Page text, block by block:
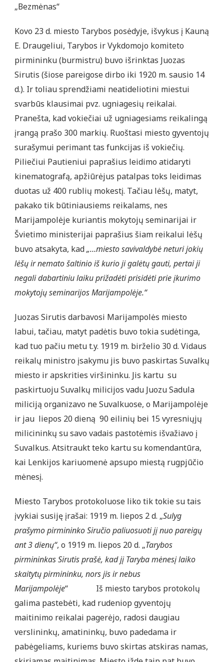
„Bezmėnas“
Kovo 23 d. miesto Tarybos posėdyje, išvykus į Kauną
E. Draugeliui, Tarybos ir Vykdomojo komiteto
pirmininku (burmistru) buvo išrinktas Juozas
Sirutis (šiose pareigose dirbo iki 1920 m. sausio 14
d.). Ir toliau sprendžiami neatideliotini miestui
svarbūs klausimai pvz. ugniagesių reikalai.
Pranešta, kad vokiečiai už ugniagesiams reikalingą
įrangą prašo 300 markių. Ruoštasi miesto gyventojų
surašymui perimant tas funkcijas iš vokiečių.
Piliečiui Pautieniui paprašius leidimo atidaryti
kinematografą, apžiūrėjus patalpas toks leidimas
duotas už 400 rublių mokestį. Tačiau lėšų, matyt,
pakako tik būtiniausiems reikalams, nes
Marijampolėje kuriantis mokytojų seminarijai ir
Švietimo ministerijai paprašius šiam reikalui lėšų
buvo atsakyta, kad„…miesto savivaldybė neturi jokių
lėšų ir nemato šaltinio iš kurio ji galėtų gauti, pertai ji
negali dabartiniu laiku prižadėti prisidėti prie įkurimo
mokytojų seminarijos Marijampolėje.“
Juozas Sirutis darbavosi Marijampolės miesto
labui, tačiau, matyt padėtis buvo tokia sudėtinga,
kad tuo pačiu metu t.y. 1919 m. birželio 30 d. Vidaus
reikalų ministro įsakymu jis buvo paskirtas Suvalkų
miesto ir apskrities viršininku. Jis kartu su
paskirtuoju Suvalkų milicijos vadu Juozu Sadula
miliciją organizavo ne Suvalkuose, o Marijampolėje
ir jau liepos 20 dieną 90 eilinių bei 15 vyresniųjų
milicininkų su savo vadais pastotėmis išvažiavo į
Suvalkus. Atsitraukt teko kartu su komendantūra,
kai Lenkijos kariuomenė apsupo miestą rugpjūčio
mėnesį.
Miesto Tarybos protokoluose liko tik tokie su tais
įvykiai susiję įrašai: 1919 m. liepos 2 d. „Sulyg
prašymo pirmininko Siručio paliuosuoti jį nuo pareigų
ant 3 dienų“, o 1919 m. liepos 20 d. „Tarybos
pirmininkas Sirutis prašė, kad jį Taryba mėnesį laiko
skaitytų pirmininku, nors jis ir nebus
Marijampolėje“ Iš miesto tarybos protokolų
galima pastebėti, kad rudeniop gyventojų
maitinimo reikalai pagerėjo, radosi daugiau
verslininkų, amatininkų, buvo padedama ir
pabėgeliams, kuriems buvo skirtas atskiras namas,